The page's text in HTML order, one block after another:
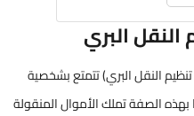
البري
النقل البري) تتمتع بشخصية
بهذه الصفة تملك الأموال المنقولة